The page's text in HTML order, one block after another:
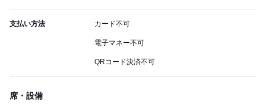
支払い方法 カード不可
電子マネー不可
QRコード決済不可
席・設備